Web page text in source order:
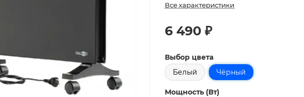
Все характеристики
6 490 ₽
Выбор цвета
Белый
Чёрный
Мощность (Вт)